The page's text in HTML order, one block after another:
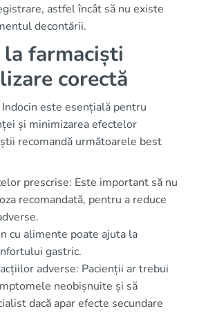
astfel încât să nu existe
decontării.
farmaciști
corectă
este esențială pentru
și minimizarea efectelor
recomandă următoarele best
prescrise: Este important să nu
recomandată, pentru a reduce
cu alimente poate ajuta la
gastric.
adverse: Pacienții ar trebui
neobișnuite și să
dacă apar efecte secundare